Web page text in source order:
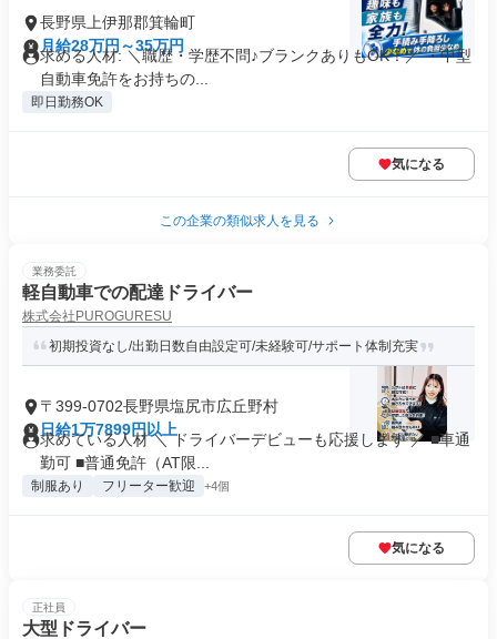
長野県上伊那郡箕輪町
月給28万円～35万円
求める人材: ＼職歴・学歴不問♪ブランクありもOK！／ ・中型
自動車免許をお持ちの...
即日勤務OK
気になる
この企業の類似求人を見る
業務委託
軽自動車での配達ドライバー
株式会社PUROGURESU
初期投資なし/出勤日数自由設定可/未経験可/サポート体制充実
〒399-0702長野県塩尻市広丘野村
日給1万7899円以上
求めている人材 ＼ ドライバーデビューも応援します ／ ■車通
勤可 ■普通免許（AT限...
制服あり フリーター歓迎 +4個
気になる
正社員
大型ドライバー